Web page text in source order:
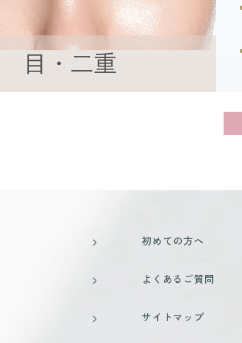
目・二重
初めての方へ
よくあるご質問
サイトマップ